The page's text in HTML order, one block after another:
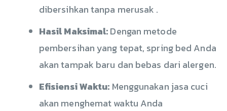
dibersihkan tanpa merusak .
Hasil Maksimal:Dengan metode
pembersihan yang tepat, spring bed Anda
akan tampak baru dan bebas dari alergen.
Efisiensi Waktu: Menggunakan jasa cuci
akan menghemat waktu Anda